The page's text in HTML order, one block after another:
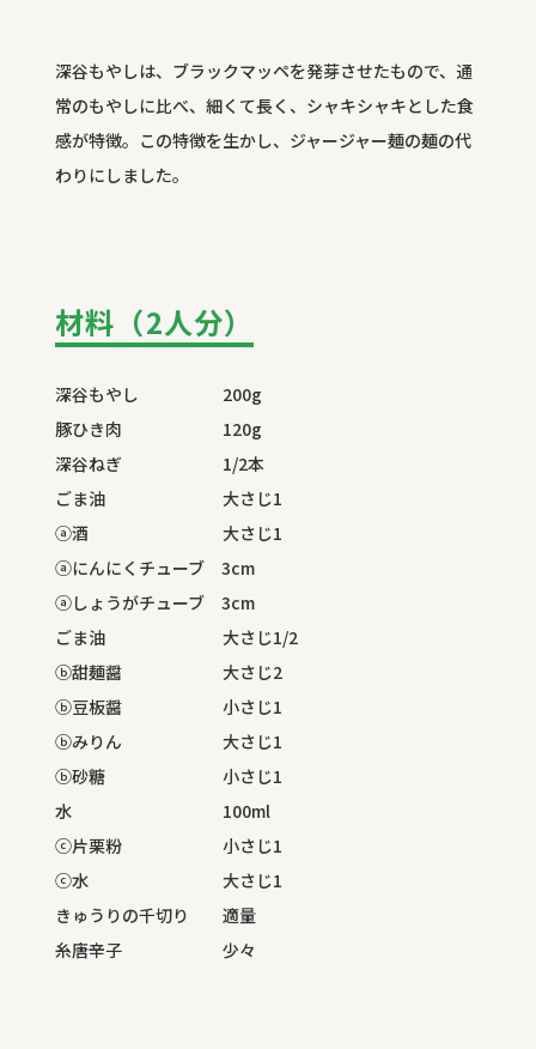
深谷もやしは、ブラックマッペを発芽させたもので、通
常のもやしに比べ、細くて長く、シャキシャキとした食
感が特徴。この特徴を生かし、ジャージャー麺の麺の代
わりにしました。
材料（2人分）
深谷もやし 200g
豚ひき肉 120g
深谷ねぎ 1/2本
ごま油 大さじ1
ⓐ酒 大さじ1
ⓐにんにくチューブ 3cm
ⓐしょうがチューブ 3cm
ごま油 大さじ1/2
ⓑ甜麺醤 大さじ2
ⓑ豆板醤 小さじ1
ⓑみりん 大さじ1
ⓑ砂糖 小さじ1
水 100ml
ⓒ片栗粉 小さじ1
ⓒ水 大さじ1
きゅうりの千切り 適量
糸唐辛子 少々